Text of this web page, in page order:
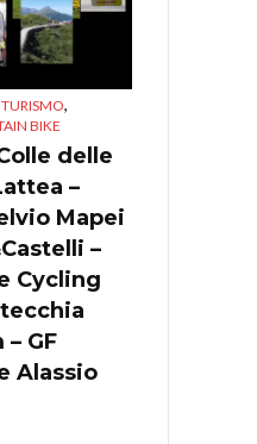
,
BIKE
delle
–
Mapei
–
Cycling
GF
Alassio